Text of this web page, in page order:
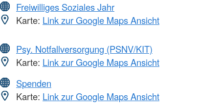
Freiwilliges Soziales Jahr
Karte: Link zur Google Maps Ansicht
Psy. Notfallversorgung (PSNV/KIT)
Karte: Link zur Google Maps Ansicht
Spenden
Karte: Link zur Google Maps Ansicht